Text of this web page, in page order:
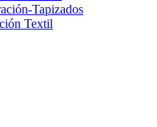
Tapizados
Textil